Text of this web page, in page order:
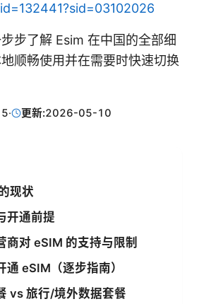
步了解 Esim 在中国的全部细
顺畅使用并在需要时快速切换
· 更新:2026-05-10
现状
开通前提
商对 eSIM 的支持与限制
通 eSIM（逐步指南）
vs 旅行/境外数据套餐